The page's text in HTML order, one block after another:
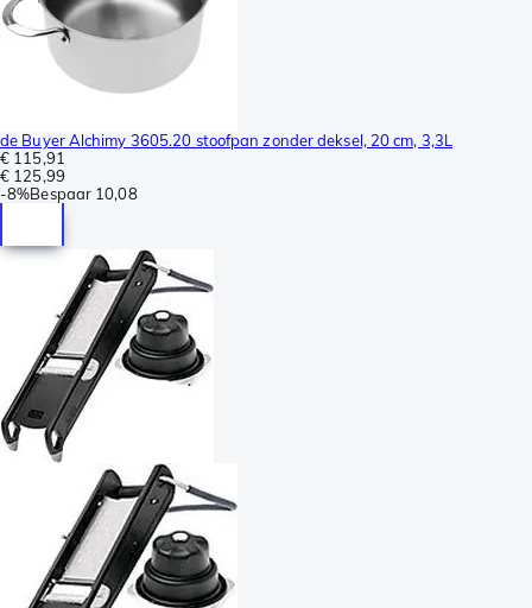
de Buyer Alchimy 3605.20 stoofpan zonder deksel, 20 cm, 3,3L
€ 115,91
€ 125,99
-8%Bespaar 10,08